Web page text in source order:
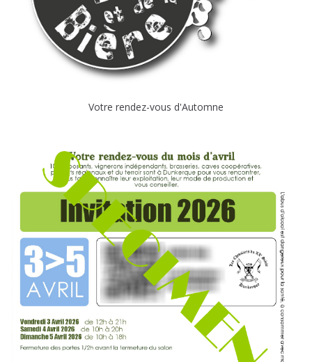
Votre rendez-vous d'Automne